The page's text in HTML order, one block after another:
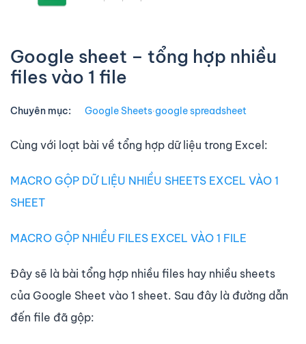
Google sheet – tổng hợp nhiều
files vào 1 file
Chuyên mục: Google Sheets∙google spreadsheet
Cùng với loạt bài về tổng hợp dữ liệu trong Excel:
MACRO GỘP DỮ LIỆU NHIỀU SHEETS EXCEL VÀO 1
SHEET
MACRO GỘP NHIỀU FILES EXCEL VÀO 1 FILE
Đây sẽ là bài tổng hợp nhiều files hay nhiều sheets
của Google Sheet vào 1 sheet. Sau đây là đường dẫn
đến file đã gộp: